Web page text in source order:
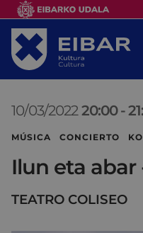
10/03/2022 20:00 -
MÚSICA CONCIERTO
Ilun eta abar
TEATRO COLISEO